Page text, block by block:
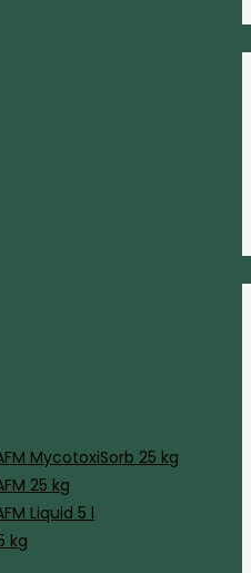
MycotoxiSorb 25 kg
25 kg
Liquid 5 l
kg